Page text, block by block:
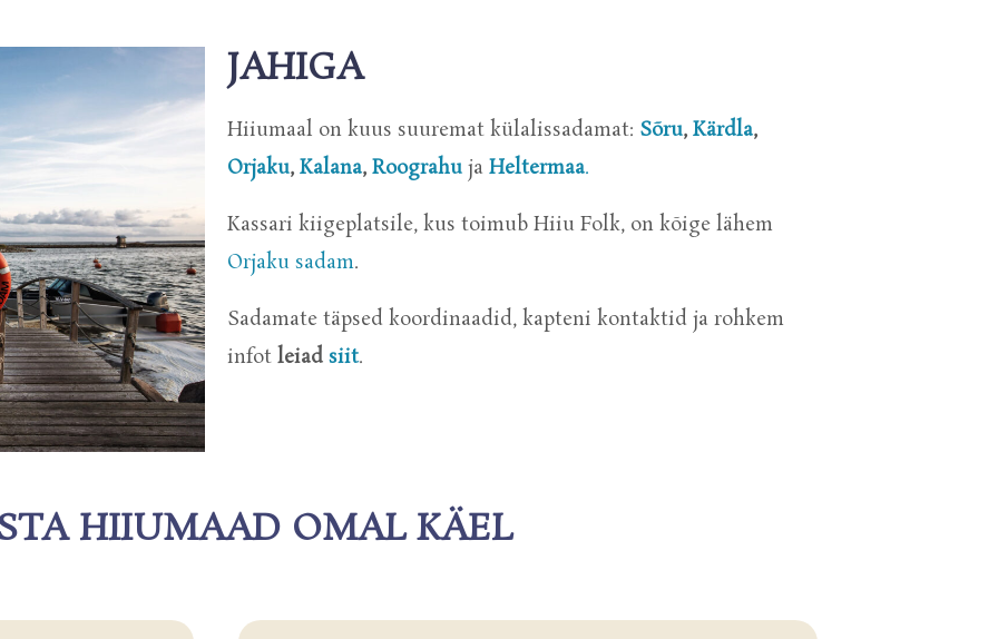
JAHIGA
Hiiumaal on kuus suuremat külalissadamat: Sõru, Kärdla,
Orjaku, Kalana, Roograhu ja Heltermaa.
Kassari kiigeplatsile, kus toimub Hiiu Folk, on kõige lähem
Orjaku sadam.
Sadamate täpsed koordinaadid, kapteni kontaktid ja rohkem
infot leiad siit.
HIIUMAAD OMAL KÄEL